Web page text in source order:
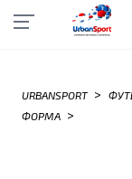
URBANSPORT >
ФОРМА >